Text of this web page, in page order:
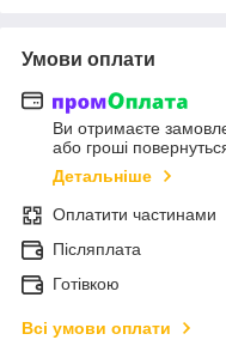
Умови оплати
Ви отримаєте
або гроші
Детальніше
Оплатити частинами
Післяплата
Готівкою
Всі умови оплати